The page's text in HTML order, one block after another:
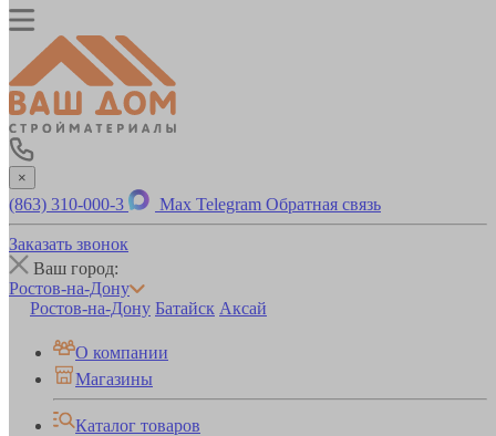
×
(863) 310-000-3 Max Telegram Обратная связь
Заказать звонок
Ваш город:
Ростов-на-Дону
Ростов-на-Дону Батайск Аксай
О компании
Магазины
Каталог товаров